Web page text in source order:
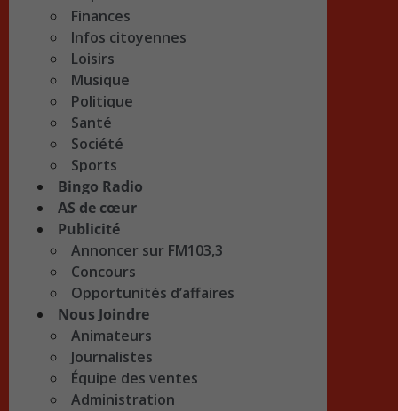
Finances
Infos citoyennes
Loisirs
Musique
Politique
Santé
Société
Sports
Bingo Radio
AS de cœur
Publicité
Annoncer sur FM103,3
Concours
Opportunités d’affaires
Nous Joindre
Animateurs
Journalistes
Équipe des ventes
Administration